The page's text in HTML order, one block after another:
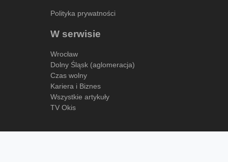
Polityka prywatności
W serwisie
Wrocław
Dolny Śląsk (aglomeracja)
Czas wolny
Kariera i Biznes
Wszystkie artykuły
TV Okis